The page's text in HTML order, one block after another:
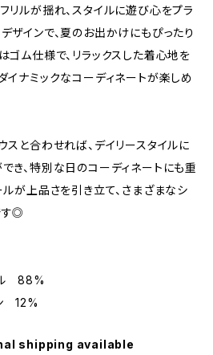
リルが揺れ、スタイルに遊び心をプラ
ザインで、夏のお出かけにもぴったり
ゴム仕様で、リラックスした着心地を
イナミックなコーディネートが楽しめ
スと合わせれば、デイリースタイルに
き、特別な日のコーディネートにも重
ルが上品さを引き立て、さまざまなシ
す◎
88%
shipping available